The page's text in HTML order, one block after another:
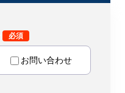
お問い合わせ